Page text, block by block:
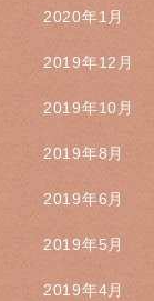
2020年1月
2019年12月
2019年10月
2019年8月
2019年6月
2019年5月
2019年4月